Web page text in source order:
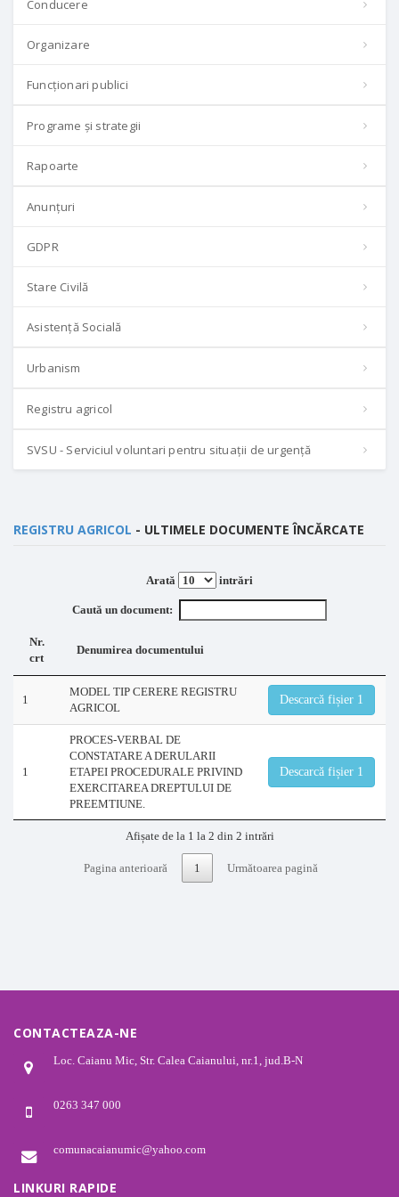
Conducere
Organizare
Funcționari publici
Programe și strategii
Rapoarte
Anunțuri
GDPR
Stare Civilă
Asistență Socială
Urbanism
Registru agricol
SVSU - Serviciul voluntari pentru situații de urgență
REGISTRU AGRICOL - ULTIMELE DOCUMENTE ÎNCĂRCATE
Arată intrări
Caută un document:
Nr.
crt
Denumirea documentului
1
MODEL TIP CERERE REGISTRU
AGRICOL
Descarcă fișier 1
1
PROCES-VERBAL DE
CONSTATARE A DERULARII
ETAPEI PROCEDURALE PRIVIND
EXERCITAREA DREPTULUI DE
PREEMTIUNE.
Descarcă fișier 1
Afișate de la 1 la 2 din 2 intrări
Pagina anterioară 1 Următoarea pagină
CONTACTEAZA-NE
Loc. Caianu Mic, Str. Calea Caianului, nr.1, jud.B-N
0263 347 000
comunacaianumic@yahoo.com
LINKURI RAPIDE